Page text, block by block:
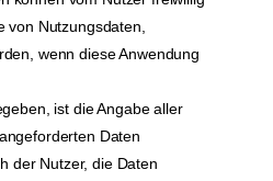
von Nutzungsdaten,
wenn diese Anwendung
ist die Angabe aller
Daten
der Nutzer, die Daten